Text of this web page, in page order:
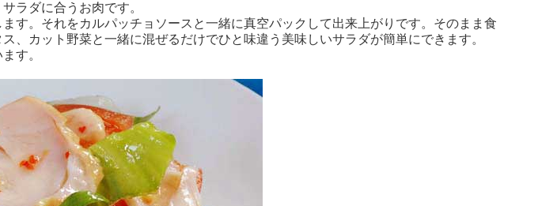
ラダに合うお肉です。
す。それをカルパッチョソースと一緒に真空パックして出来上がりです。そのまま食
、カット野菜と一緒に混ぜるだけでひと味違う美味しいサラダが簡単にできます。
す。